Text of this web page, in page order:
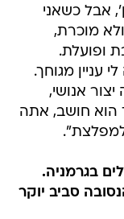
אבל כשאני
מוכרת,
ופועלת.
עניין מגוחך.
אנושי,
הוא חושב, אתה
בגרמניה.
סביב יוקר